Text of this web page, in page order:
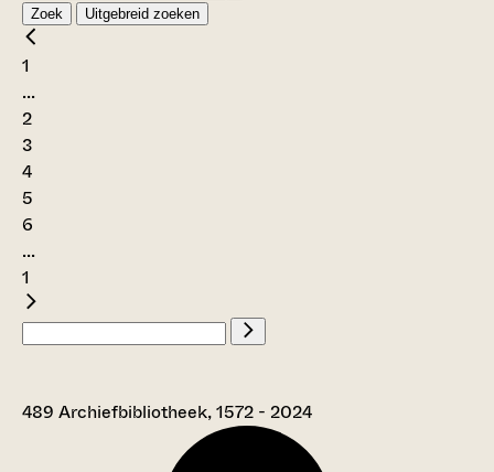
Zoek Uitgebreid zoeken
1
...
2
3
4
5
6
...
1
489 Archiefbibliotheek, 1572 - 2024